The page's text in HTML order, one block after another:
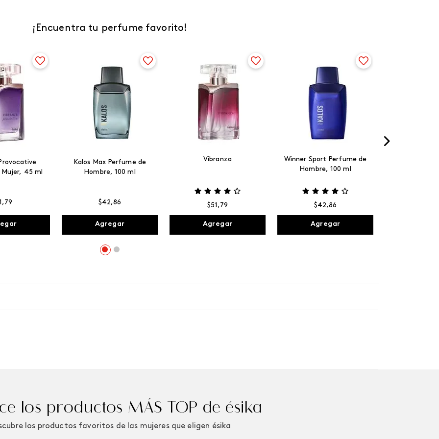
¡Encuentra tu perfume favorito!
45 ml
, 79
Kalos Max Perfume de
Hombre, 100 ml
$42,86
Agregar
Vibranza
$51 , 79
Agregar
Winner Sport Perfume de
Hombre, 100 ml
$42,86
Agregar
los productos MÁS TOP de ésika
los productos favoritos de las mujeres que eligen ésika